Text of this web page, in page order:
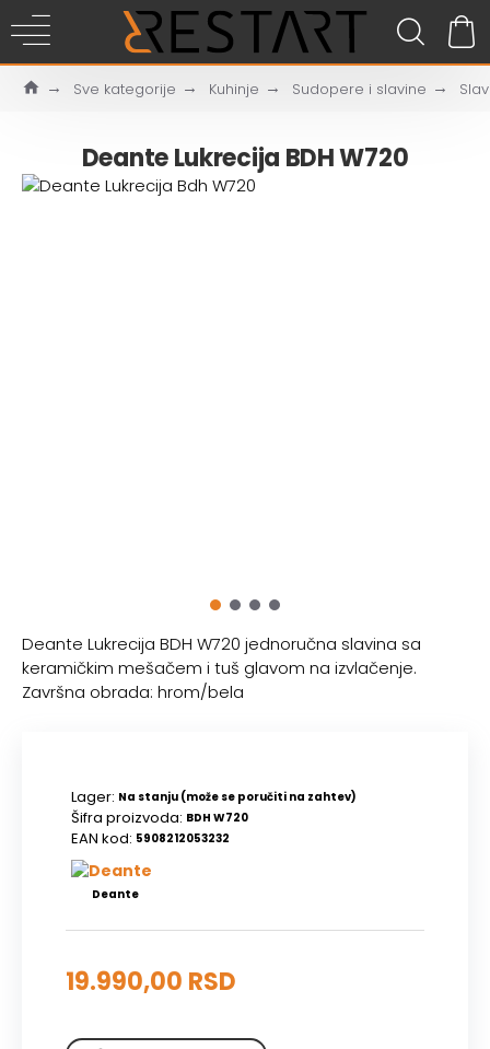
Sve kategorije Kuhinje Sudopere i slavine
Deante Lukrecija BDH W720
Deante Lukrecija BDH W720 jednoručna slavina sa
keramičkim mešačem i tuš glavom na izvlačenje.
Završna obrada: hrom/bela
Lager: Na stanju (može se poručiti na zahtev)
Šifra proizvoda: BDH W720
EAN kod: 5908212053232
Deante
19.990,00 RSD